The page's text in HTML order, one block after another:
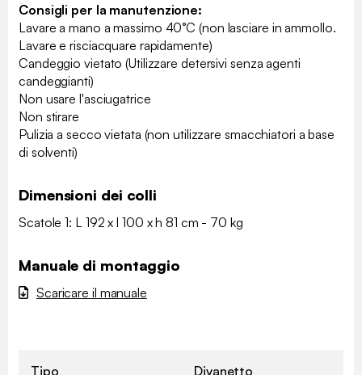
Consigli per la manutenzione:
Lavare a mano a massimo 40°C (non lasciare in ammollo.
Lavare e risciacquare rapidamente)
Candeggio vietato (Utilizzare detersivi senza agenti
candeggianti)
Non usare l'asciugatrice
Non stirare
Pulizia a secco vietata (non utilizzare smacchiatori a base
di solventi)
Dimensioni dei colli
Scatole 1: L 192 x l 100 x h 81 cm - 70 kg
Manuale di montaggio
Scaricare il manuale
Tipo Divanetto